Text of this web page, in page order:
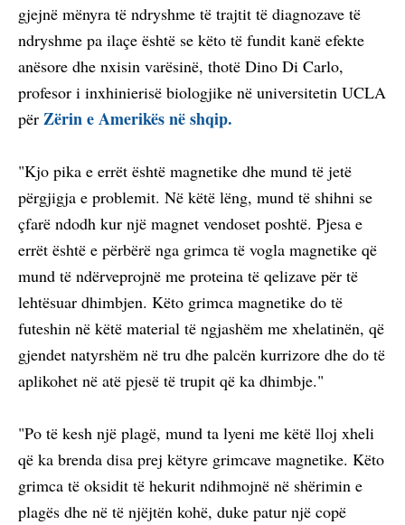
gjejnë mënyra të ndryshme të trajtit të diagnozave të
ndryshme pa ilaçe është se këto të fundit kanë efekte
anësore dhe nxisin varësinë, thotë Dino Di Carlo,
profesor i inxhinierisë biologjike në universitetin UCLA
për Zërin e Amerikës në shqip.
"Kjo pika e errët është magnetike dhe mund të jetë
përgjigja e problemit. Në këtë lëng, mund të shihni se
çfarë ndodh kur një magnet vendoset poshtë. Pjesa e
errët është e përbërë nga grimca të vogla magnetike që
mund të ndërveprojnë me proteina të qelizave për të
lehtësuar dhimbjen. Këto grimca magnetike do të
futeshin në këtë material të ngjashëm me xhelatinën, që
gjendet natyrshëm në tru dhe palcën kurrizore dhe do të
aplikohet në atë pjesë të trupit që ka dhimbje."
"Po të kesh një plagë, mund ta lyeni me këtë lloj xheli
që ka brenda disa prej këtyre grimcave magnetike. Këto
grimca të oksidit të hekurit ndihmojnë në shërimin e
plagës dhe në të njëjtën kohë, duke patur një copë